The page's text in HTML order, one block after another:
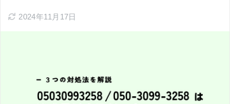
2024年11月17日